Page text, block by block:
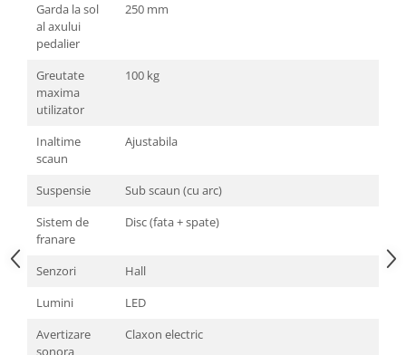
Garda la sol
al axului
pedalier
250 mm
Greutate
maxima
utilizator
100 kg
Inaltime
scaun
Ajustabila
Suspensie
Sub scaun (cu arc)
Sistem de
franare
Disc (fata + spate)
Senzori
Hall
Lumini
LED
Avertizare
sonora
Claxon electric